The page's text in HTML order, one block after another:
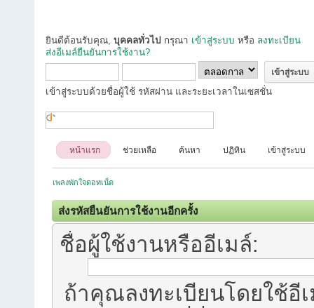
ยินดีต้อนรับคุณ, บุคคลทั่วไป กรุณา เข้าสู่ระบบ หรือ ลงทะเบียน
ส่งอีเมล์ยืนยันการใช้งาน?
เข้าสู่ระบบด้วยชื่อผู้ใช้ รหัสผ่าน และระยะเวลาในเซสชั่น
หน้าแรก ช่วยเหลือ ค้นหา ปฏิทิน เข้าสู่ระบบ
เพลงพักใจดอทเน็ต
ส่งรหัสยืนยันการใช้งานอีกครั้ง
ชื่อผู้ใช้งานหรืออีเมล์:
ถ้าคุณลงทะเบียนโดยใช้อี